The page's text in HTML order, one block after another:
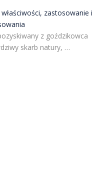
zastosowanie i
z goździkowca
skarb natury, …